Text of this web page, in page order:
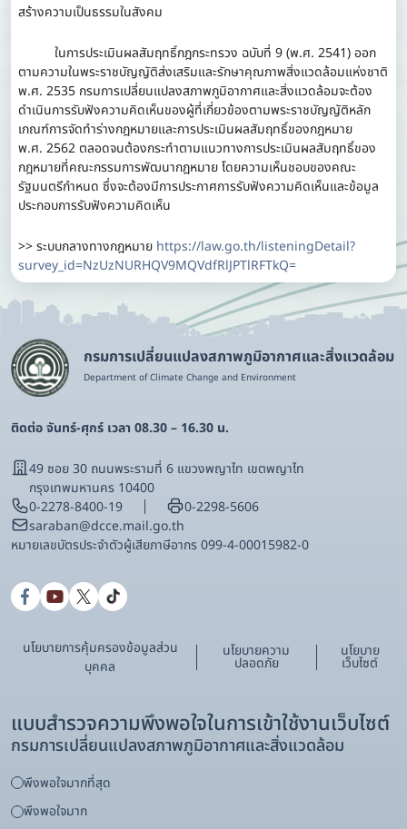
สร้างความเป็นธรรมในสังคม
ในการประเมินผลสัมฤทธิ์กฎกระทรวง ฉบับที่ 9 (พ.ศ. 2541) ออก
ตามความในพระราชบัญญัติส่งเสริมและรักษาคุณภาพสิ่งแวดล้อมแห่งชาติ
พ.ศ. 2535 กรมการเปลี่ยนแปลงสภาพภูมิอากาศและสิ่งแวดล้อมจะต้อง
ดำเนินการรับฟังความคิดเห็นของผู้ที่เกี่ยวข้องตามพระราชบัญญัติหลัก
เกณฑ์การจัดทำร่างกฎหมายและการประเมินผลสัมฤทธิ์ของกฎหมาย
พ.ศ. 2562 ตลอดจนต้องกระทำตามแนวทางการประเมินผลสัมฤทธิ์ของ
กฎหมายที่คณะกรรมการพัฒนากฎหมาย โดยความเห็นชอบของคณะ
รัฐมนตรีกำหนด ซึ่งจะต้องมีการประกาศการรับฟังความคิดเห็นและข้อมูล
ประกอบการรับฟังความคิดเห็น
>> ระบบกลางทางกฎหมาย https://law.go.th/listeningDetail?
survey_id=NzUzNURHQV9MQVdfRlJPTlRFTkQ=
กรมการเปลี่ยนแปลงสภาพภูมิอากาศและสิ่งแวดล้อม
Department of Climate Change and Environment
ติดต่อ จันทร์-ศุกร์ เวลา 08.30 – 16.30 น.
49 ซอย 30 ถนนพระรามที่ 6 แขวงพญาไท เขตพญาไท
กรุงเทพมหานคร 10400
0-2278-8400-19
0-2298-5606
saraban@dcce.mail.go.th
หมายเลขบัตรประจําตัวผู้เสียภาษีอากร 099-4-00015982-0
นโยบายการคุ้มครองข้อมูลส่วน
บุคคล
นโยบายความ
ปลอดภัย
นโยบาย
เว็บไซต์
แบบสำรวจความพึงพอใจในการเข้าใช้งานเว็บไซต์
กรมการเปลี่ยนแปลงสภาพภูมิอากาศและสิ่งแวดล้อม
พึงพอใจมากที่สุด
พึงพอใจมาก